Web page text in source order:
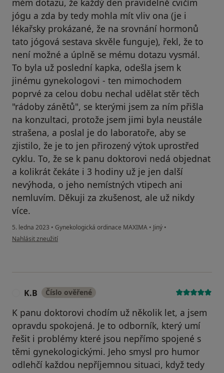
mém dotazu, že každý den pravidelně cvičím
jógu a zda by tedy mohla mít vliv ona (je i
lékařsky prokázané, že na srovnání hormonů
tato jógová sestava skvěle funguje), řekl, že to
není možné a úplně se mému dotazu vysmál.
To byla už poslední kapka, odešla jsem k
jinému gynekologovi - ten mimochodem
poprvé za celou dobu nechal udělat stěr těch
"rádoby zánětů", se kterými jsem za ním přišla
na konzultaci, protože jsem jimi byla neustále
strašena, a poslal je do laboratoře, aby se
zjistilo, že je to jen přirozený výtok uprostřed
cyklu. To, že se k panu doktorovi nedá objednat
a kolikrát čekáte i 3 hodiny už je jen další
nevýhoda, o jeho nemístných vtipech ani
nemluvím. Děkuji za zkušenost, ale už nikdy
více.
5. ledna 2023 • Gynekologická ordinace MAXIMA • Jiný •
podle názoru uživatele K.P.
Nahlásit zneužití
K.B Číslo ověřené
K panu doktorovi chodím už několik let, a jsem
opravdu spokojená. Je to odborník, který umí
řešit i problémy které jsou nepřímo spojené s
těmi gynekologickými. Jeho smysl pro humor
odlehčí každou nepříjemnou situaci, když tedy